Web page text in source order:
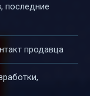
последние
продавца